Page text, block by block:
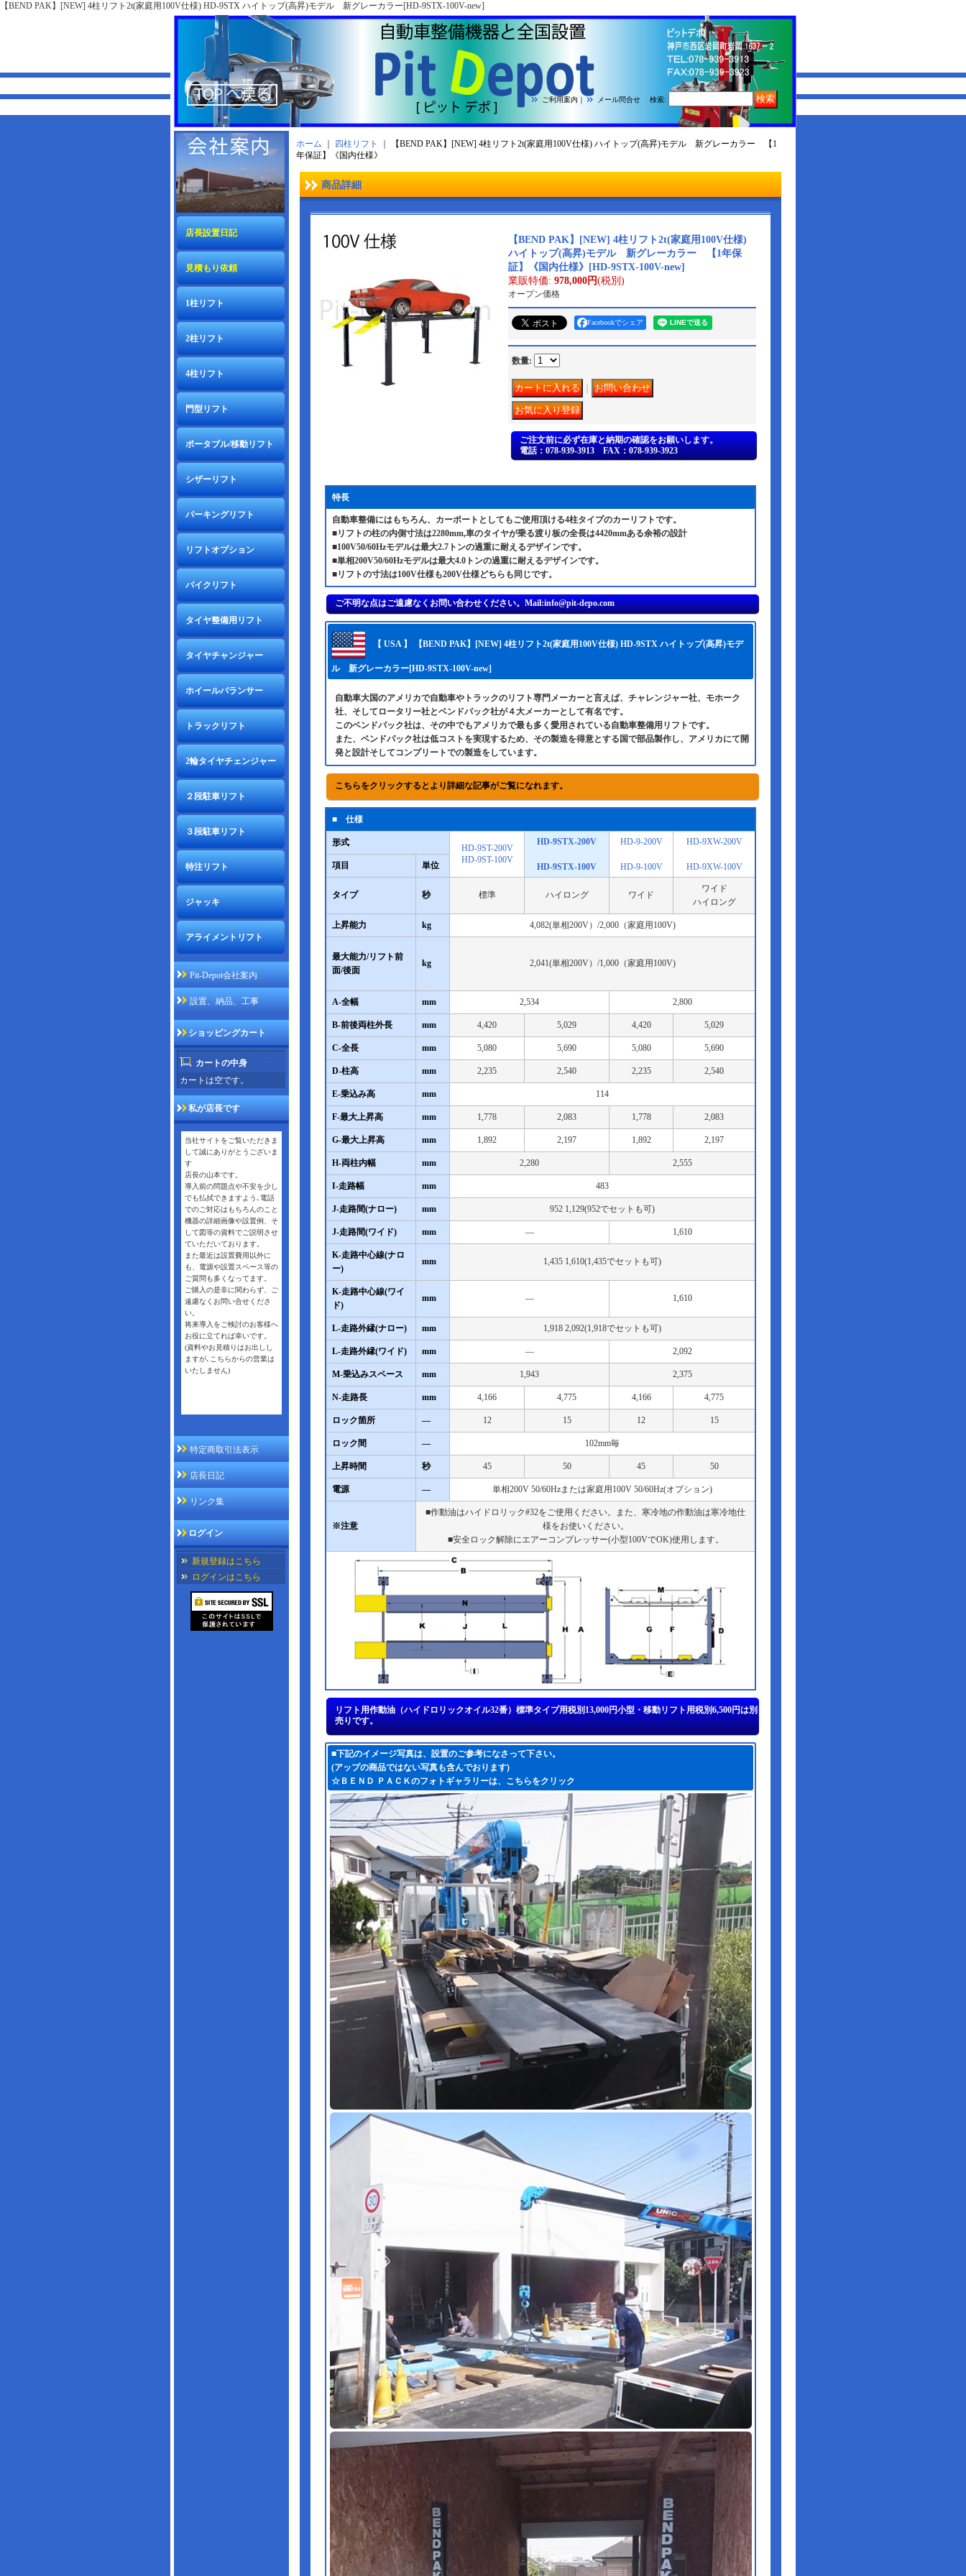
【BEND PAK】[NEW] 4柱リフト2t(家庭用100V仕様) HD-9STX ハイトップ(高昇)モデル 新グレーカラー[HD-9STX-100V-new]
[自動車整備機器と認証機器の専門会社]
ご利用案内 ｜ メール問合せ 検索:
店長設置日記
見積もり依頼
1柱リフト
2柱リフト
4柱リフト
門型リフト
ポータブル/移動リフト
シザーリフト
パーキングリフト
リフトオプション
バイクリフト
タイヤ整備用リフト
タイヤチャンジャー
ホイールバランサー
トラックリフト
2輪タイヤチェンジャー
２段駐車リフト
３段駐車リフト
特注リフト
ジャッキ
アライメントリフト
Pit-Depot会社案内
設置、納品、工事
ショッピングカート
カートの中身
カートは空です。
私が店長です
当社サイトをご覧いただきま
して誠にありがとうございま
す
店長の山本です。
導入前の問題点や不安を少し
でも払拭できますよう､電話
でのご対応はもちろんのこと
機器の詳細画像や設置例、そ
して図等の資料でご説明させ
ていただいております。
また最近は設置費用以外に
も、電源や設置スペース等の
ご質問も多くなってます。
ご購入の是非に関わらず、ご
遠慮なくお問い合せくださ
い。
将来導入をご検討のお客様へ
お役に立てれば幸いです。
(資料やお見積りはお出しし
ますが､こちらからの営業は
いたしません)
特定商取引法表示
店長日記
リンク集
ログイン
新規登録はこちら
ログインはこちら
ホーム 四柱リフト
【BEND PAK】[NEW] 4柱リフト2t(家庭用100V仕様) ハイトップ(高昇)モデル 新グレーカラー 【1
年保証】《国内仕様》
商品詳細
【BEND PAK】[NEW] 4柱リフト2t(家庭用100V仕様)
ハイトップ(高昇)モデル 新グレーカラー 【1年保
証】《国内仕様》 [HD-9STX-100V-new]
業販特価: 978,000円(税別)
オープン価格
Facebookでシェア
数量:
ご注文前に必ず在庫と納期の確認をお願いします。
電話：078-939-3913 FAX：078-939-3923
特長
自動車整備にはもちろん、カーポートとしてもご使用頂ける4柱タイプのカーリフトです。
■リフトの柱の内側寸法は2280mm,車のタイヤが乗る渡り板の全長は4420mmある余裕の設計
■100V50/60Hzモデルは最大2.7トンの過重に耐えるデザインです。
■単相200V50/60Hzモデルは最大4.0トンの過重に耐えるデザインです。
■リフトの寸法は100V仕様も200V仕様どちらも同じです。
【 USA 】 【BEND PAK】[NEW] 4柱リフト2t(家庭用100V仕様) HD-9STX ハイトップ(高昇)モデ
ル 新グレーカラー[HD-9STX-100V-new]
自動車大国のアメリカで自動車やトラックのリフト専門メーカーと言えば、チャレンジャー社、モホーク
社、そしてロータリー社とベンドパック社が４大メーカーとして有名です。
このベンドパック社は、その中でもアメリカで最も多く愛用されている自動車整備用リフトです。
また、ベンドパック社は低コストを実現するため、その製造を得意とする国で部品製作し、アメリカにて開
発と設計そしてコンプリートでの製造をしています。
■ 仕様
形式
HD-9ST-200V
HD-9ST-100V
HD-9STX-200V
HD-9STX-100V
HD-9-200V
HD-9-100V
HD-9XW-200V
HD-9XW-100V
項目 単位
タイプ 秒 標準 ハイロング ワイド
ワイド
ハイロング
上昇能力 kg 4,082(単相200V）/2,000（家庭用100V)
最大能力/リフト前
面/後面
kg 2,041(単相200V）/1,000（家庭用100V)
A-全幅 mm 2,534 2,800
B-前後両柱外長 mm 4,420 5,029 4,420 5,029
C-全長 mm 5,080 5,690 5,080 5,690
D-柱高 mm 2,235 2,540 2,235 2,540
E-乗込み高 mm 114
F-最大上昇高 mm 1,778 2,083 1,778 2,083
G-最大上昇高 mm 1,892 2,197 1,892 2,197
H-両柱内幅 mm 2,280 2,555
I-走路幅 mm 483
J-走路間(ナロー) mm 952 1,129(952でセットも可)
J-走路間(ワイド) mm ― 1,610
K-走路中心線(ナロ
ー)
mm 1,435 1,610(1,435でセットも可)
K-走路中心線(ワイ
ド)
mm ― 1,610
L-走路外縁(ナロー) mm 1,918 2,092(1,918でセットも可)
L-走路外縁(ワイド) mm ― 2,092
M-乗込みスペース mm 1,943 2,375
N-走路長 mm 4,166 4,775 4,166 4,775
ロック箇所 ― 12 15 12 15
ロック間 ― 102mm毎
上昇時間 秒 45 50 45 50
電源 ― 単相200V 50/60Hzまたは家庭用100V 50/60Hz(オプション)
※注意
■作動油はハイドロリック#32をご使用ください。また、寒冷地の作動油は寒冷地仕
様をお使いください。
■安全ロック解除にエアーコンプレッサー(小型100VでOK)使用します。
■下記のイメージ写真は、設置のご参考になさって下さい。
(アップの商品ではない写真も含んでおります)
☆ＢＥＮＤ ＰＡＣＫのフォトギャラリーは、 こちらをクリック